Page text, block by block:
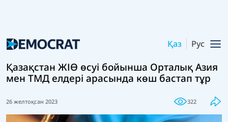
Қаз Рус
Қазақстан ЖІӨ өсуі бойынша Орталық Азия
мен ТМД елдері арасында көш бастап тұр
26 желтоқсан 2023 322